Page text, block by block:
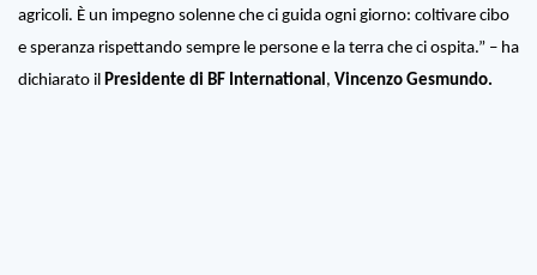
agricoli. È un impegno solenne che ci guida ogni giorno: coltivare cibo
e speranza rispettando sempre le persone e la terra che ci ospita.” – ha
dichiarato il Presidente di BF International , Vincenzo Gesmundo.